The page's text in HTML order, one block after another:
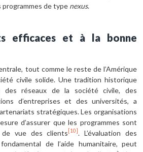
de type nexus.
efficaces et à la bonne
tout comme le reste de l’Amérique
civile solide. Une tradition historique
des réseaux de la société civile, des
d’entreprises et des universités, a
stratégiques. Les organisations
d’assurer que les programmes sont
vue des clients [10] . L’évaluation des
de l’aide humanitaire, peut